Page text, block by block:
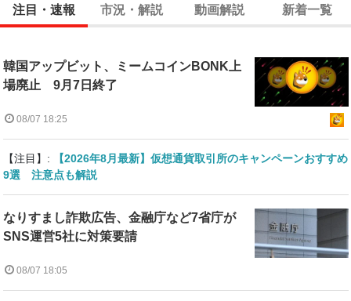
注目・速報 市況・解説 動画解説 新着一覧
韓国アップビット、ミームコインBONK上
場廃止 9月7日終了
08/07 18:25
【注目】:
【2026年8月最新】仮想通貨取引所のキャンペーンおすすめ
9選 注意点も解説
なりすまし詐欺広告、金融庁など7省庁が
SNS運営5社に対策要請
08/07 18:05